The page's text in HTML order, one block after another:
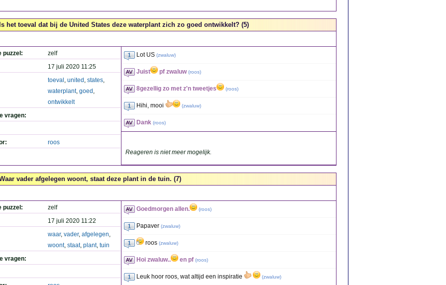
het toeval dat bij de United States deze waterplant zich zo goed ontwikkelt? (5)
puzzel:
zelf
17 juli 2020 11:25
toeval , united , states,
waterplant, goed ,
ontwikkelt
vragen:
roos
Lot US (zwaluw)
Juist pf zwaluw (roos)
8gezellig zo met z'n tweetjes (roos)
Hihi, mooi (zwaluw)
Dank (roos)
Reageren is niet meer mogelijk.
vader afgelegen woont, staat deze plant in de tuin. (7)
puzzel:
zelf
17 juli 2020 11:22
waar, vader, afgelegen,
woont, staat, plant, tuin
vragen:
Goedmorgen allen. (roos)
Papaver (zwaluw)
roos (zwaluw)
Hoi zwaluw.. en pf (roos)
Leuk hoor roos, wat altijd een inspiratie (zwaluw)